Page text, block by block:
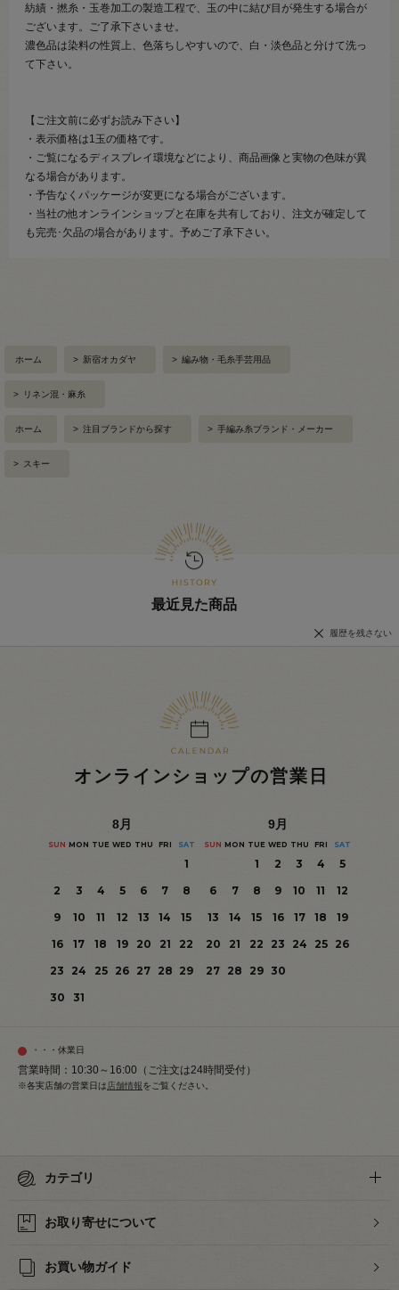
紡績・撚糸・玉巻加工の製造工程で、玉の中に結び目が発生する場合が
ございます。ご了承下さいませ。
濃色品は染料の性質上、色落ちしやすいので、白・淡色品と分けて洗っ
て下さい。
【ご注文前に必ずお読み下さい】
・表示価格は1玉の価格です。
・ご覧になるディスプレイ環境などにより、商品画像と実物の色味が異
なる場合があります。
・予告なくパッケージが変更になる場合がございます。
・当社の他オンラインショップと在庫を共有しており、注文が確定して
も完売･欠品の場合があります。予めご了承下さい。
ホーム > 新宿オカダヤ > 編み物・毛糸手芸用品
> リネン混・麻糸
ホーム > 注目ブランドから探す > 手編み糸ブランド・メーカー
> スキー
最近見た商品
履歴を残さない
オンラインショップの営業日
8月
SUN MON TUE WED THU FRI SAT
1
2
3 4 5 6 7
8
9
10 11 12 13 14
15
16
17 18 19 20 21
22
23
24 25 26 27 28 29
30
31
9月
SUN MON TUE WED THU FRI SAT
1 2 3 4
5
6
7 8 9 10 11
12
13
14 15 16 17 18
19
20
21 22 23 24 25
26
27 28 29 30
・・・休業日
営業時間：10:30～16:00（ご注文は24時間受付）
※各実店舗の営業日は店舗情報をご覧ください。
カテゴリ
お取り寄せについて
お買い物ガイド